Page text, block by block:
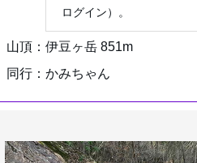
ログイン）。
山頂：伊豆ヶ岳 851m
同行：かみちゃん